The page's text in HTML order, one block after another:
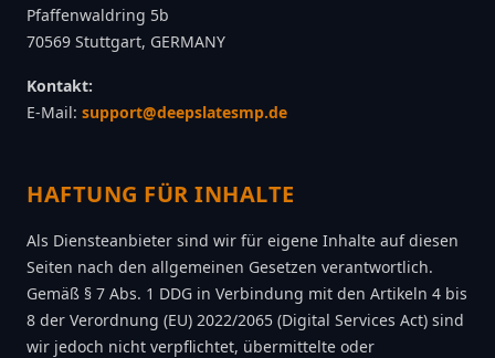
Pfaffenwaldring 5b
70569 Stuttgart, GERMANY
Kontakt:
E-Mail: support@deepslatesmp.de
HAFTUNG FÜR INHALTE
Als Diensteanbieter sind wir für eigene Inhalte auf diesen
Seiten nach den allgemeinen Gesetzen verantwortlich.
Gemäß § 7 Abs. 1 DDG in Verbindung mit den Artikeln 4 bis
8 der Verordnung (EU) 2022/2065 (Digital Services Act) sind
wir jedoch nicht verpflichtet, übermittelte oder